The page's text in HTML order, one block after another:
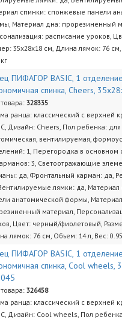
спинки: спонжевые панели
Материал дна: прорезиненный
расписание уроков,
35х28х18 см, Длина лямок: 76
ПИФАГОР BASIC, 1
спинка, Cheers,
328335
ранца: классический с верхней
Дизайн: Cheers, Пол ребенка:
вентилируемая,
1, Перегородка в основном
3, Светоотражающие
да, Фронтальный карман: да,
лямки: да,
анатомической формы,
материал,
Цвет: черный/фиолетовый,
лямок: 76 см, Объем: 14 л, Вес:
ПИФАГОР BASIC, 1
спинка, Cool wheels,
326458
ранца: классический с верхней
Дизайн: Cool wheels, Пол